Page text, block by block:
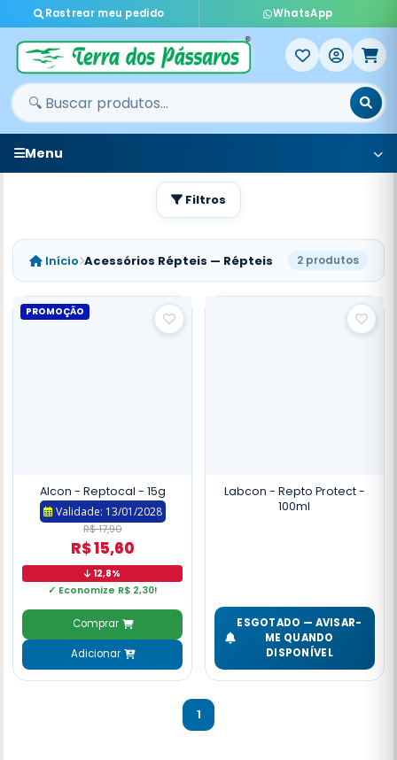
Rastrear meu pedido WhatsApp
Menu
Filtros
Início Acessórios Répteis — Répteis 2 produtos
PROMOÇÃO
Alcon - Reptocal - 15g
Validade: 13/01/2028
R$ 17,90
R$ 15,60
12,8%
✓ Economize R$ 2,30!
Comprar
Adicionar
Labcon - Repto Protect -
100ml
ESGOTADO — AVISAR-
ME QUANDO
DISPONÍVEL
1